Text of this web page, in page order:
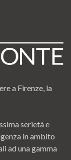
a Firenze, la
serietà e
in ambito
ad una gamma